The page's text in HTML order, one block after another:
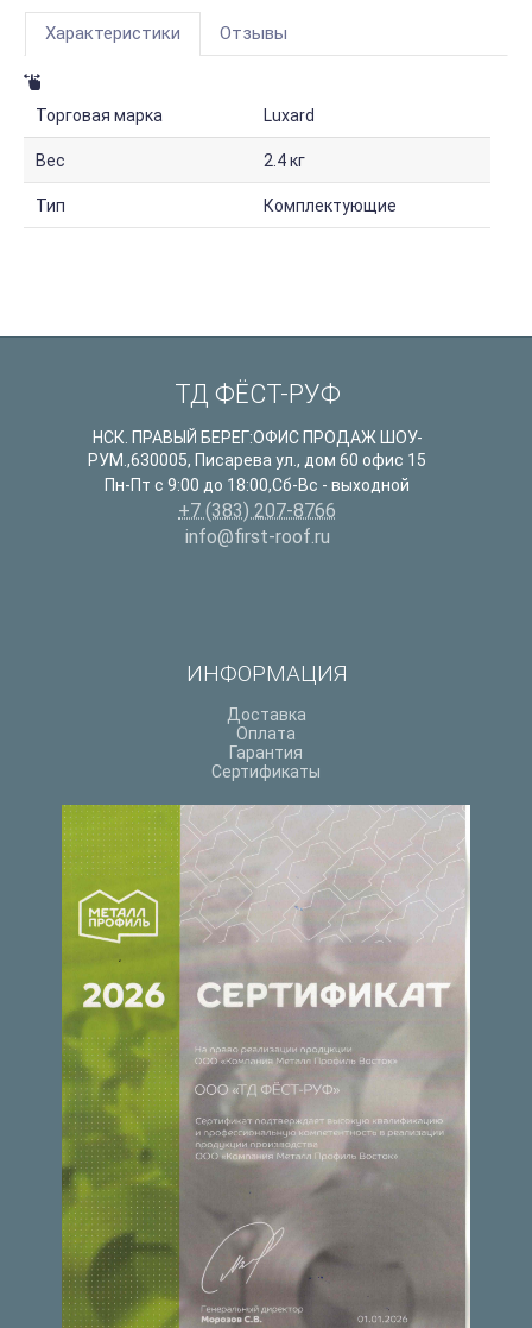
Характеристики Отзывы
Торговая марка Luxard
Вес 2.4 кг
Тип Комплектующие
ТД ФЁСТ-РУФ
НСК. ПРАВЫЙ БЕРЕГ:ОФИС ПРОДАЖ ШОУ-
РУМ.,630005, Писарева ул., дом 60 офис 15
Пн-Пт с 9:00 до 18:00,Сб-Вс - выходной
+7 (383) 207-8766
info@first-roof.ru
ИНФОРМАЦИЯ
Доставка
Оплата
Гарантия
Сертификаты